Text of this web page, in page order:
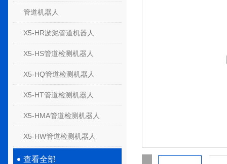
管道机器人
X5-HR淤泥管道机器人
X5-HS管道检测机器人
X5-HQ管道检测机器人
X5-HT管道检测机器人
X5-HMA管道检测机器人
X5-HW管道检测机器人
查看全部